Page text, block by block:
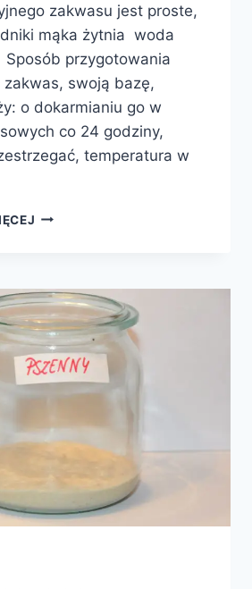
zakwasu jest proste,
mąka żytnia woda
przygotowania
swoją bazę,
o dokarmianiu go w
co 24 godziny,
temperatura w
ZAKWAS